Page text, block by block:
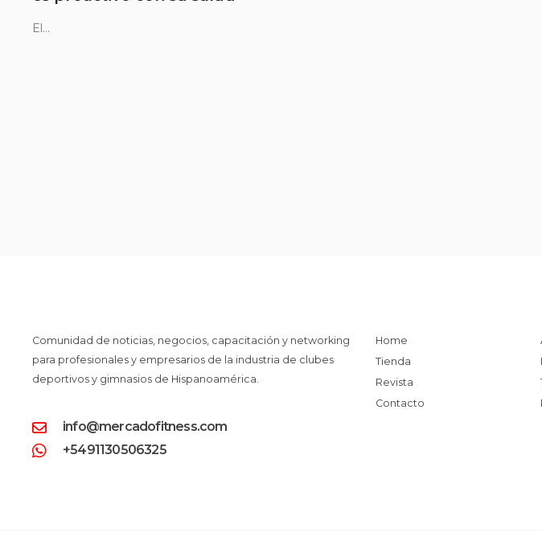
El...
Comunidad de noticias, negocios, capacitación y networking
para profesionales y empresarios de la industria de clubes
deportivos y gimnasios de Hispanoamérica.
info@mercadofitness.com
+5491130506325
Home
Tienda
Revista
Contacto